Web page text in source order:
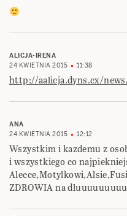
ALICJA-IRENA
24 KWIETNIA 2015
11:38
http://aalicja.dyns.cx/
ANA
24 KWIETNIA 2015
12:12
Wszystkim i kazdemu z
i wszystkiego co
ZDROWIA na